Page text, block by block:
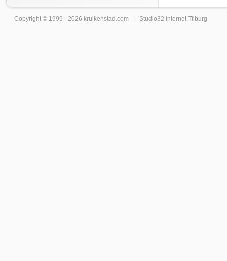
Copyright © 1999 - 2026 kruikenstad .com | Studio32 internet Tilburg